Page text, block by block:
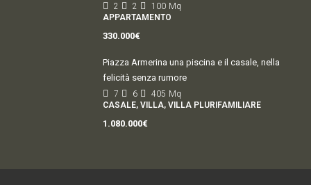
2 2 100 Mq
APPARTAMENTO
330.000€
Piazza Armerina una piscina e il casale, nella
felicità senza rumore
7 6 405 Mq
CASALE, VILLA, VILLA PLURIFAMILIARE
1.080.000€